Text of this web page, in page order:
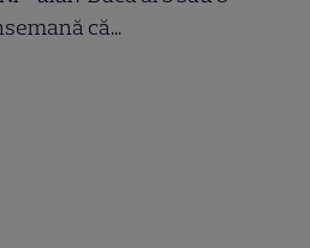
că...